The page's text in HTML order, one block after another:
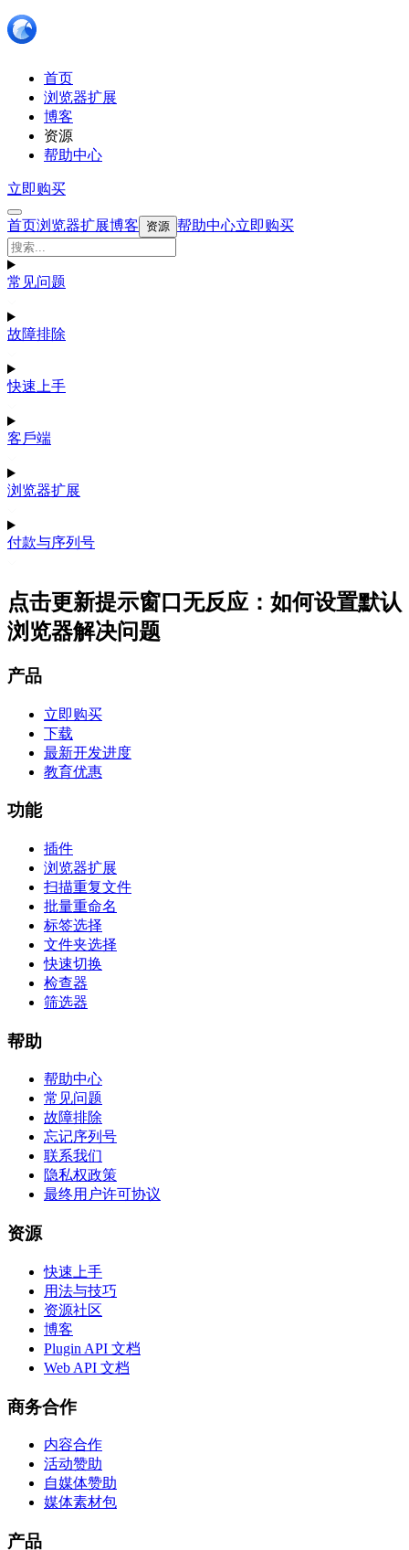
首页
浏览器扩展
博客
资源
帮助中心
立即购买
首页浏览器扩展博客 资源 帮助中心立即购买
常见问题
故障排除
快速上手
客戶端
浏览器扩展
付款与序列号
点击更新提示窗口无反应：如何设置默认
浏览器解决问题
产品
立即购买
下载
最新开发进度
教育优惠
功能
插件
浏览器扩展
扫描重复文件
批量重命名
标签选择
文件夹选择
快速切换
检查器
筛选器
帮助
帮助中心
常见问题
故障排除
忘记序列号
联系我们
隐私权政策
最终用户许可协议
资源
快速上手
用法与技巧
资源社区
博客
Plugin API 文档
Web API 文档
商务合作
内容合作
活动赞助
自媒体赞助
媒体素材包
产品